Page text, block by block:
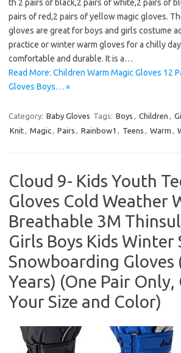
th 2 pairs of black,2 pairs of white,2 pairs of
pairs of red,2 pairs of yellow magic gloves.
gloves are great for boys and girls costume
practice or winter warm gloves for a chilly
comfortable and durable. It is a…
Read More: Children Warm Magic Gloves 12
Gloves Boys… »
Category: Baby Gloves Tags: Boys , Children ,
Knit, Magic, Pairs , Rainbow1 , Teens , Warm ,
Cloud 9- Kids Youth
Gloves Cold Weather
Breathable 3M
Girls Boys Kids Winter
Snowboarding Gloves
Years) (One Pair Only,
Your Size and Color)